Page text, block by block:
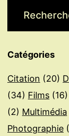
Catégories
Citation (20)
(34) Films (16)
(2) Multimédia
Photographie